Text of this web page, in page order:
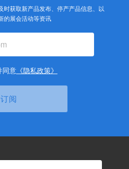
时获取新产品发布、停产产品信息、以
的展会活动等资讯
同意《隐私政策》